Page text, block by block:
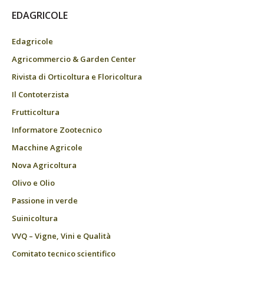
EDAGRICOLE
Edagricole
Agricommercio & Garden Center
Rivista di Orticoltura e Floricoltura
Il Contoterzista
Frutticoltura
Informatore Zootecnico
Macchine Agricole
Nova Agricoltura
Olivo e Olio
Passione in verde
Suinicoltura
VVQ – Vigne, Vini e Qualità
Comitato tecnico scientifico